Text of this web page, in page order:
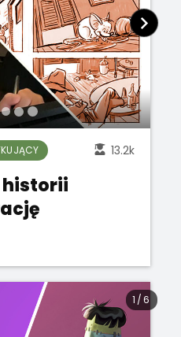
13.2k
historii
1 /6